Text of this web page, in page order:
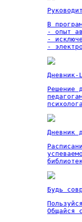
В
- опыт
-
-
Дневник-
Решение
Дневник
Будь
Общайся